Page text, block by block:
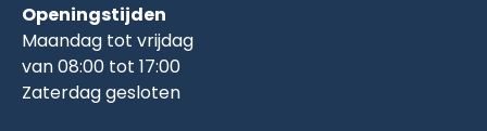
Openingstijden
Maandag tot vrijdag
van 08:00 tot 17:00
Zaterdag gesloten